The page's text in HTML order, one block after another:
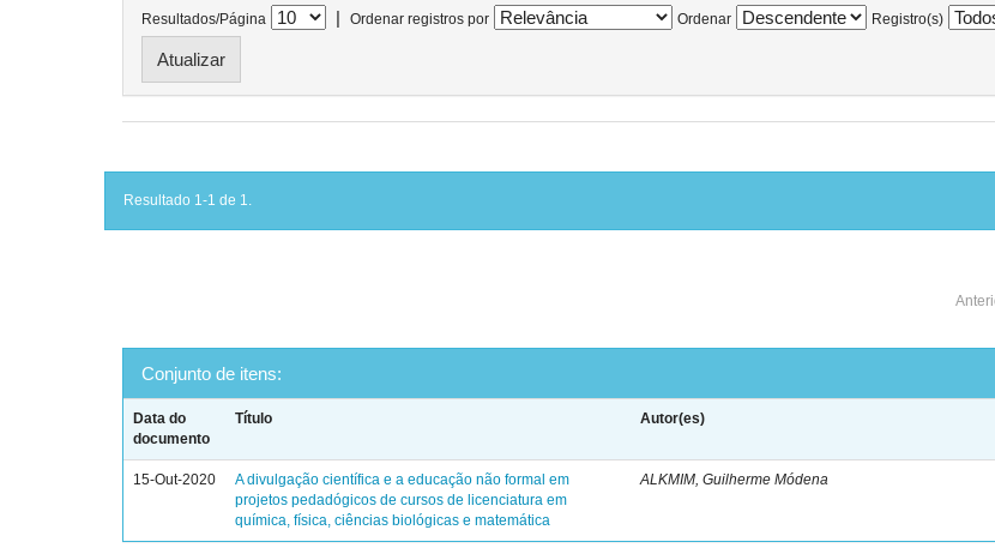
Resultados/Página | Ordenar registros por Ordenar Registro(s)
Resultado 1-1 de 1.
Conjunto de itens:
Data do
documento
Título Autor(es)
15-Out-2020
A divulgação científica e a educação não formal em
projetos pedadógicos de cursos de licenciatura em
química, física, ciências biológicas e matemática
ALKMIM, Guilherme Módena